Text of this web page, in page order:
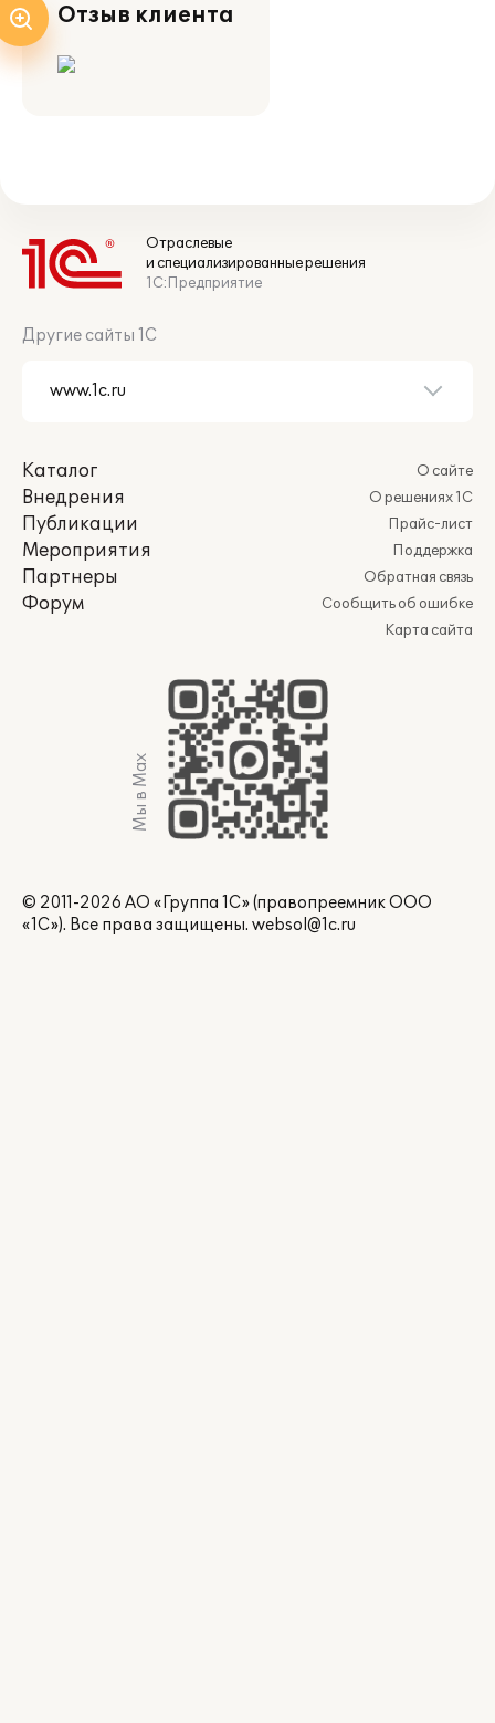
Отзыв клиента
Отраслевые
и специализированные решения
1С:Предприятие
Другие сайты 1С
Каталог
Внедрения
Публикации
Мероприятия
Партнеры
Форум
О сайте
О решениях 1С
Прайс-лист
Поддержка
Обратная связь
Сообщить об ошибке
Карта сайта
Мы в Max
© 2011-2026 АО «Группа 1С» (правопреемник ООО
«1С»). Все права защищены. websol@1c.ru